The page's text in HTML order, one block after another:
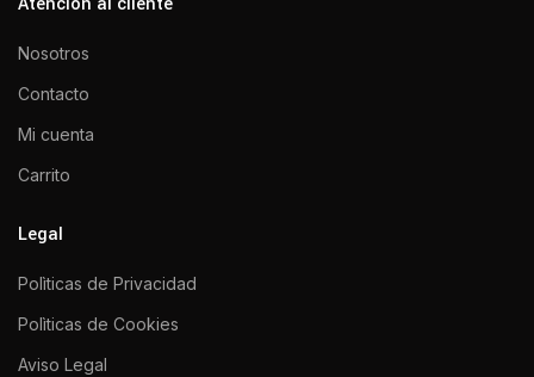
Nosotros
Contacto
Mi cuenta
Carrito
Legal
Polìticas de Privacidad
Polìticas de Cookies
Aviso Legal